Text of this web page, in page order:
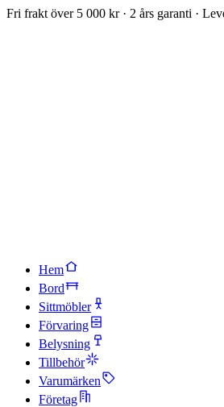
Fri frakt över 5 000 kr · 2 års garanti ·
Hem
Bord
Sittmöbler
Förvaring
Belysning
Tillbehör
Varumärken
Företag